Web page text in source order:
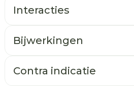
Interacties
Bijwerkingen
Contra indicatie